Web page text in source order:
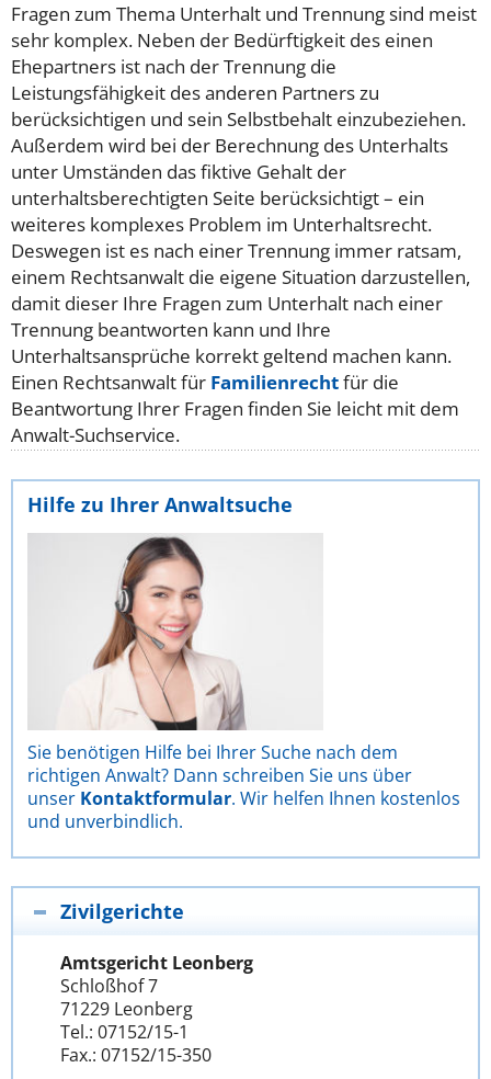
Fragen zum Thema Unterhalt und Trennung sind meist
sehr komplex. Neben der Bedürftigkeit des einen
Ehepartners ist nach der Trennung die
Leistungsfähigkeit des anderen Partners zu
berücksichtigen und sein Selbstbehalt einzubeziehen.
Außerdem wird bei der Berechnung des Unterhalts
unter Umständen das fiktive Gehalt der
unterhaltsberechtigten Seite berücksichtigt – ein
weiteres komplexes Problem im Unterhaltsrecht.
Deswegen ist es nach einer Trennung immer ratsam,
einem Rechtsanwalt die eigene Situation darzustellen,
damit dieser Ihre Fragen zum Unterhalt nach einer
Trennung beantworten kann und Ihre
Unterhaltsansprüche korrekt geltend machen kann.
Einen Rechtsanwalt für Familienrechtfür die
Beantwortung Ihrer Fragen finden Sie leicht mit dem
Anwalt-Suchservice.
Hilfe zu Ihrer Anwaltsuche
Sie benötigen Hilfe bei Ihrer Suche nach dem
richtigen Anwalt? Dann schreiben Sie uns über
unser Kontaktformular. Wir helfen Ihnen kostenlos
und unverbindlich.
Zivilgerichte
Amtsgericht Leonberg
Schloßhof 7
71229 Leonberg
Tel.: 07152/15-1
Fax.: 07152/15-350